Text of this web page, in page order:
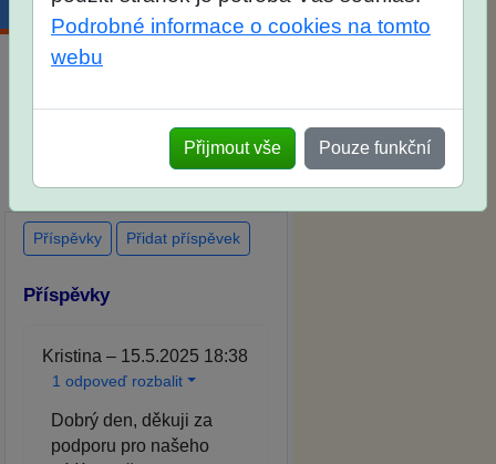
po skutečných přijímacích
zkouškách
Podrobné informace o cookies na tomto
webu
Přijmout vše Pouze funkční
Příspěvky Přidat příspěvek
Příspěvky
Kristina – 15.5.2025 18:38
1 odpoveď rozbalit
Dobrý den, děkuji za
podporu pro našeho